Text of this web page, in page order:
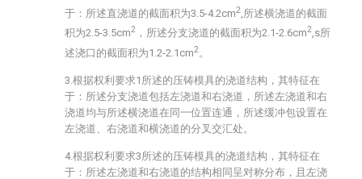
于：所述直浇道的截面积为3.5-4.2cm2,所述横浇道的截面
积为2.5-3.5cm2 ，所述分支浇道的截面积为2.1-2.6cm2,s所
述浇口的截面积为1.2-2.1cm2。
3.根据权利要求1所述的压铸模具的浇道结构，其特征在
于：所述分支浇道包括左浇道和右浇道，所述左浇道和右
浇道均与所述横浇道在同一位置连通，所述缓冲包设置在
左浇道、右浇道和横浇道的分叉交汇处。
4.根据权利要求3所述的压铸模具的浇道结构，其特征在
于：所述左浇道和右浇道的结构相同呈对称分布，且左浇